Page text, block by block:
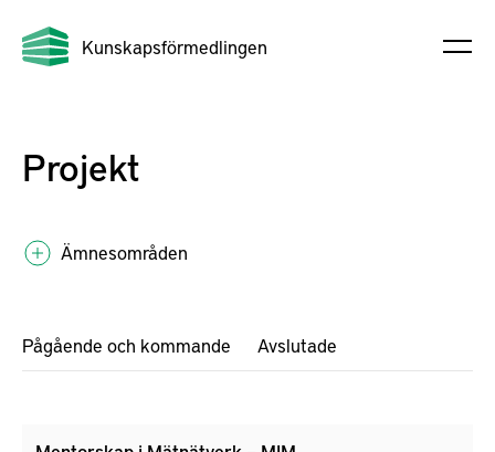
Kunskapsförmedlingen
Projekt
Ämnesområden
Pågående och kommande Avslutade